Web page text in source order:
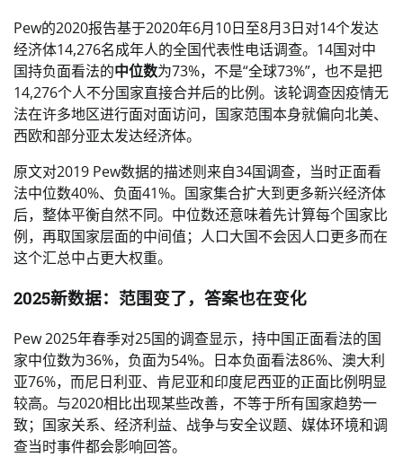
Pew的2020报告基于2020年6月10日至8月3日对14个发达
经济体14,276名成年人的全国代表性电话调查。14国对中
国持负面看法的中位数为73%，不是“全球73%”，也不是把
14,276个人不分国家直接合并后的比例。该轮调查因疫情无
法在许多地区进行面对面访问，国家范围本身就偏向北美、
西欧和部分亚太发达经济体。
原文对2019 Pew数据的描述则来自34国调查，当时正面看
法中位数40%、负面41%。国家集合扩大到更多新兴经济体
后，整体平衡自然不同。中位数还意味着先计算每个国家比
例，再取国家层面的中间值；人口大国不会因人口更多而在
这个汇总中占更大权重。
2025新数据：范围变了，答案也在变化
Pew 2025年春季对25国的调查显示，持中国正面看法的国
家中位数为36%，负面为54%。日本负面看法86%、澳大利
亚76%，而尼日利亚、肯尼亚和印度尼西亚的正面比例明显
较高。与2020相比出现某些改善，不等于所有国家趋势一
致；国家关系、经济利益、战争与安全议题、媒体环境和调
查当时事件都会影响回答。